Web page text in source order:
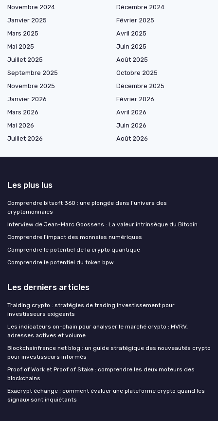
Novembre 2024
Décembre 2024
Janvier 2025
Février 2025
Mars 2025
Avril 2025
Mai 2025
Juin 2025
Juillet 2025
Août 2025
Septembre 2025
Octobre 2025
Novembre 2025
Décembre 2025
Janvier 2026
Février 2026
Mars 2026
Avril 2026
Mai 2026
Juin 2026
Juillet 2026
Août 2026
Les plus lus
Comprendre bitsoft 360 : une plongée dans l'univers des
cryptomonnaies
Interview de Jean-Marc Goossens : La valeur intrinsèque du Bitcoin
Comprendre l'impact des monnaies numériques
Comprendre le potentiel de la crypto quantique
Comprendre le potentiel du token bpw
Les derniers articles
Traiding crypto : stratégies de trading investissement pour
investisseurs exigeants
Les indicateurs on-chain pour analyser le marché crypto : MVRV,
adresses actives et volume
Blockchainfrance net blog : un guide stratégique des nouveautés crypto
pour investisseurs informés
Proof of Work et Proof of Stake : comprendre les deux moteurs des
blockchains
Exacrypt échange : comment évaluer une plateforme crypto quand les
signaux sont inquiétants